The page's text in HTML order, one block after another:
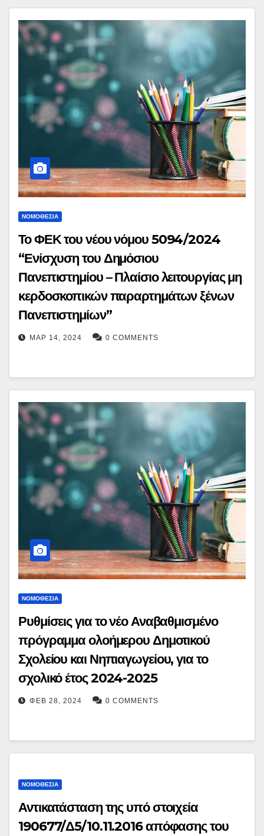
Μονομελούς Πρωτοδικείου Αθηνών
(Ειδική Διαδικασία Εργατικών
Διαφορών – Απεργιακή Διαφορά) και δ)
της υπ’ αρ. 195/2024 απόφασης του
Μονομελούς Πρωτοδικείου Αθηνών
(Ειδική Διαδικασία Περιουσιακών
Διαφορών – Εργατικά)»
ΝΟΜΟΘΕΣΊΑ
Το ΦΕΚ του νέου νόμου 5094/2024
“Ενίσχυση του Δημόσιου
Πανεπιστημίου – Πλαίσιο λειτουργίας μη
κερδοσκοπικών παραρτημάτων ξένων
Πανεπιστημίων”
ΜΑΡ 14, 2024 0 COMMENTS
ΝΟΜΟΘΕΣΊΑ
Ρυθμίσεις για το νέο Αναβαθμισμένο
πρόγραμμα ολοήμερου Δημοτικού
Σχολείου και Νηπιαγωγείου, για το
σχολικό έτος 2024-2025
ΦΕΒ 28, 2024 0 COMMENTS
ΝΟΜΟΘΕΣΊΑ
Αντικατάσταση της υπό στοιχεία
190677/Δ5/10.11.2016 απόφασης του